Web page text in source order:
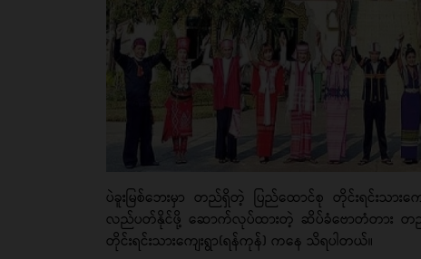
ပဲခူးမြစ်ဘေးမှာ တည်ရှိတဲ့ ပြည်ထောင်စု တိုင်းရင်းသား
လည်ပတ်နိုင်ဖို့ ဆောက်လုပ်ထားတဲ့ ဆိပ်ခံဗောတံတား တည်ဆော
တိုင်းရင်းသားကျေးရွာ(ရန်ကုန်) ကနေ သိရပါတယ်။